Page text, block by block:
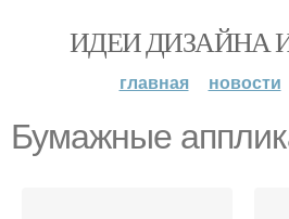
ИДЕИ ДИЗАЙНА
главная новости
Бумажные